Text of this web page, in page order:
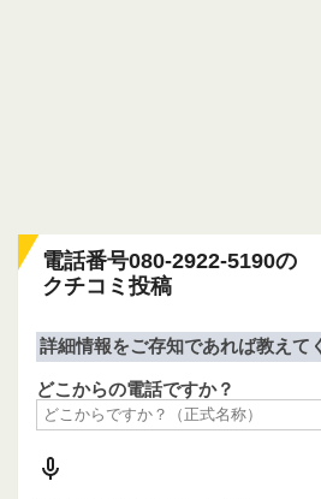
電話番号080-2922-5190の
クチコミ投稿
詳細情報をご存知であれば教えて
どこからの電話ですか？